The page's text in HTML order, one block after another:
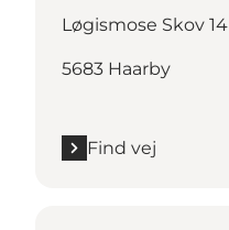
Løgismose Skov 14
5683 Haarby
Find vej